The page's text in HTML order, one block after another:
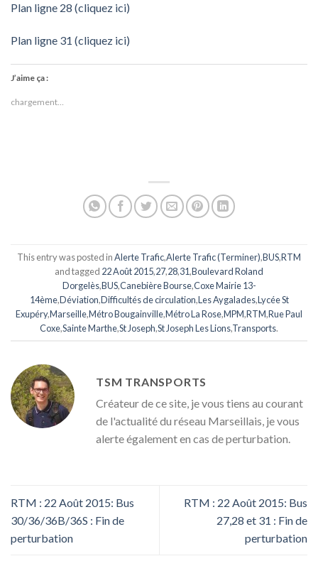
Plan ligne 28 (cliquez ici)
Plan ligne 31 (cliquez ici)
J’aime ça :
chargement…
This entry was posted inAlerte Trafic,Alerte Trafic (Terminer),BUS,RTM
and tagged 22 Août 2015,27,28,31,Boulevard Roland
Dorgelès,BUS,Canebière Bourse,Coxe Mairie 13-
14ème,Déviation,Difficultés de circulation,Les Aygalades,Lycée St
Exupéry,Marseille,Métro Bougainville,Métro La Rose,MPM,RTM,Rue Paul
Coxe,Sainte Marthe,St Joseph,St Joseph Les Lions,Transports.
TSM TRANSPORTS
Créateur de ce site, je vous tiens au courant
de l'actualité du réseau Marseillais, je vous
alerte également en cas de perturbation.
RTM : 22 Août 2015: Bus
30/36/36B/36S : Fin de
perturbation
RTM : 22 Août 2015: Bus
27,28 et 31 : Fin de
perturbation